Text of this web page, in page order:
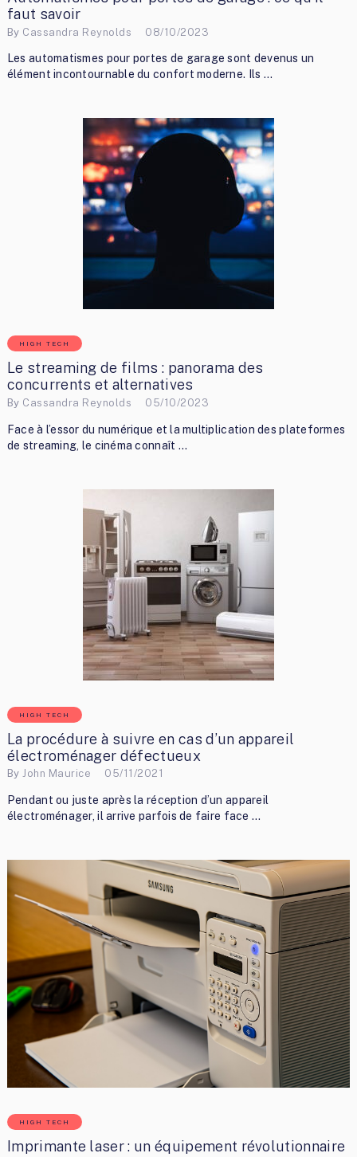
faut savoir
By Cassandra Reynolds 08/10/2023
Les automatismes pour portes de garage sont devenus un
élément incontournable du confort moderne. Ils …
HIGH TECH
Le streaming de films : panorama des
concurrents et alternatives
By Cassandra Reynolds 05/10/2023
Face à l’essor du numérique et la multiplication des plateformes
de streaming, le cinéma connaît …
HIGH TECH
La procédure à suivre en cas d’un appareil
électroménager défectueux
ByJohn Maurice 05/11/2021
Pendant ou juste après la réception d’un appareil
électroménager, il arrive parfois de faire face …
HIGH TECH
Imprimante laser : un équipement révolutionnaire